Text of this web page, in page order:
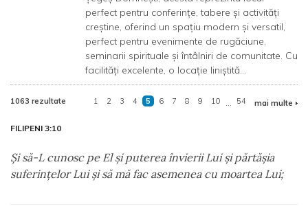
perfect pentru conferințe, tabere și activități
creștine, oferind un spațiu modern și versatil,
perfect pentru evenimente de rugăciune,
seminarii spirituale și întâlniri de comunitate. Cu
facilități excelente, o locație liniștită...
1063 rezultate 1 2 3 4 5 6 7 8 9 10 ... 54 mai multe
FILIPENI 3:10
Şi să-L cunosc pe El şi puterea învierii Lui şi părtăşia
suferinţelor Lui şi să mă fac asemenea cu moartea Lui;